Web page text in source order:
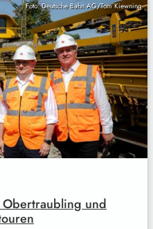
Foto: Deutsche Bahn AG/Tom Kiewning
und